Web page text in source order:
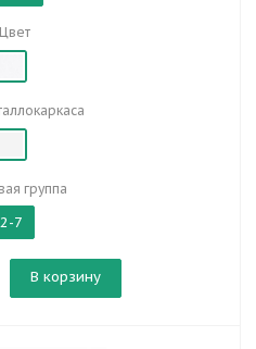
Цвет
группа
2-7
В корзину